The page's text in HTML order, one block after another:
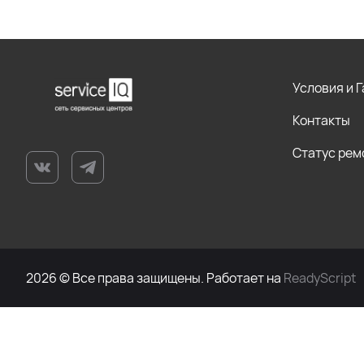
Условия и
Контакты
Статус
2026 © Все права защищены. Работает на ReadyScript